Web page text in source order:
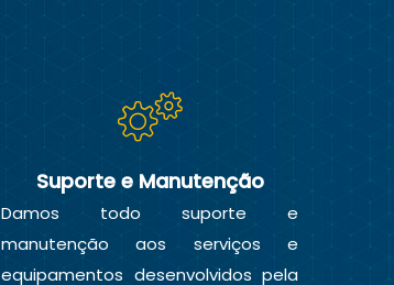
Suporte e Manutenção
Damos todo suporte e
manutenção aos serviços e
equipamentos desenvolvidos pela